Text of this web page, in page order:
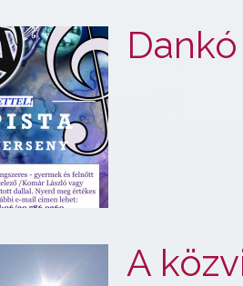
A